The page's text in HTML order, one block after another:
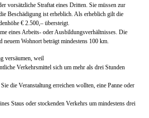
vorsätzliche Straftat eines Dritten. Sie müssen zur
Beschädigung ist erheblich. Als erheblich gilt die
€ 2.500,– übersteigt.
eines Arbeits- oder Ausbildungsverhältnisses. Die
neuem Wohnort beträgt mindestens 100 km.
versäumen, weil
Verkehrsmittel sich um mehr als drei Stunden
die Veranstaltung erreichen wollten, eine Panne oder
Staus oder stockenden Verkehrs um mindestens drei